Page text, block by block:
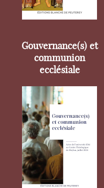
Gouvernance(s) et
communion
ecclésiale